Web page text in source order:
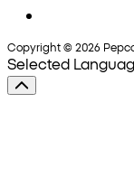
Copyright © 2026
Selected